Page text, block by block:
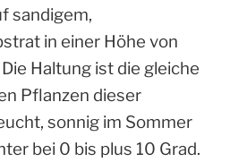
sandigem,
in einer Höhe von
Haltung ist die gleiche
Pflanzen dieser
sonnig im Sommer
bei 0 bis plus 10 Grad.